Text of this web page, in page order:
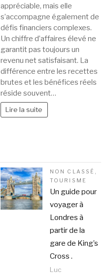
appréciable, mais elle
s’accompagne également de
défis financiers complexes.
Un chiffre d’affaires élevé ne
garantit pas toujours un
revenu net satisfaisant. La
différence entre les recettes
brutes et les bénéfices réels
réside souvent…
Lire la suite
NON CLASSÉ ,
TOURISME
Un guide pour
voyager à
Londres à
partir de la
gare de King’s
Cross .
Luc